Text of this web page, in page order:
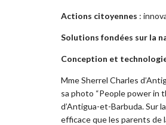
Actions citoyennes :
Solutions fondées sur la
Conception et
Mme Sherrel Charles
sa photo “People power in
d’Antigua-et-Barbuda. Sur
efficace que les parents de